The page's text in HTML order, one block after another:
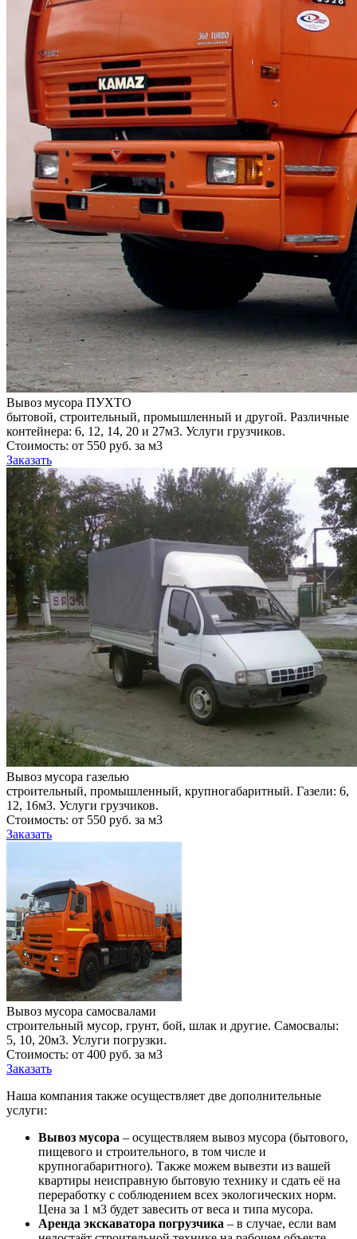
Вывоз мусора ПУХТО
бытовой, строительный, промышленный и другой. Различные
контейнера: 6, 12, 14, 20 и 27м3. Услуги грузчиков.
Стоимость: от 550 руб. за м3
Заказать
Вывоз мусора газелью
строительный, промышленный, крупногабаритный. Газели: 6,
12, 16м3. Услуги грузчиков.
Стоимость: от 550 руб. за м3
Заказать
Вывоз мусора самосвалами
строительный мусор, грунт, бой, шлак и другие. Самосвалы:
5, 10, 20м3. Услуги погрузки.
Стоимость: от 400 руб. за м3
Заказать
Наша компания также осуществляет две дополнительные
услуги:
Вывоз мусора – осуществляем вывоз мусора (бытового,
пищевого и строительного, в том числе и
крупногабаритного). Также можем вывезти из вашей
квартиры неисправную бытовую технику и сдать её на
переработку с соблюдением всех экологических норм.
Цена за 1 м3 будет завесить от веса и типа мусора.
Аренда экскаватора погрузчика – в случае, если вам